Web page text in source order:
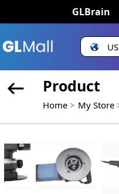
GLBrain
US
Product
Home My Store